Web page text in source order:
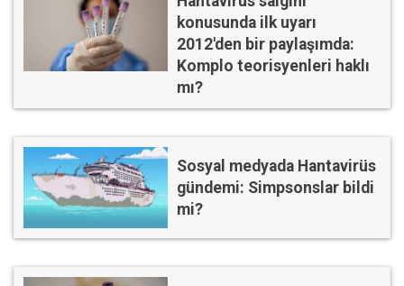
konusunda ilk uyarı
2012'den bir paylaşımda:
Komplo teorisyenleri haklı
mı?
Sosyal medyada Hantavirüs
gündemi: Simpsonslar bildi
mi?